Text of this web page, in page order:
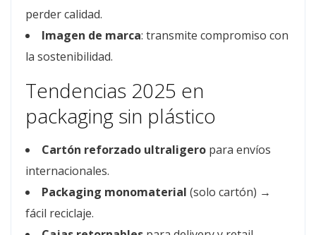
perder calidad.
Imagen de marca: transmite compromiso con
la sostenibilidad.
Tendencias 2025 en
packaging sin plástico
Cartón reforzado ultraligero para envíos
internacionales.
Packaging monomaterial (solo cartón) →
fácil reciclaje.